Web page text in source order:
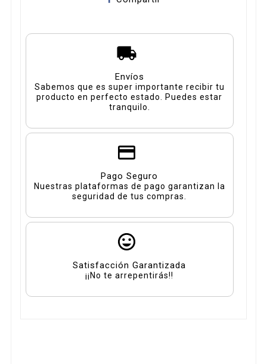
Envíos
Sabemos que es super importante recibir tu
producto en perfecto estado. Puedes estar
tranquilo.
Pago Seguro
Nuestras plataformas de pago garantizan la
seguridad de tus compras.
Satisfacción Garantizada
¡¡No te arrepentirás!!